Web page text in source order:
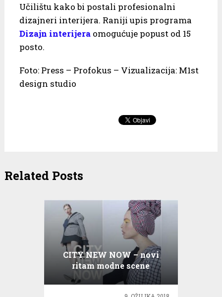
Učilištu kako bi postali profesionalni
dizajneri interijera. Raniji upis programa
Dizajn interijeraomogućuje popust od 15
posto.
Foto: Press – Profokus – Vizualizacija: M1st
design studio
Related Posts
CITY NEW NOW – novi
ritam modne scene